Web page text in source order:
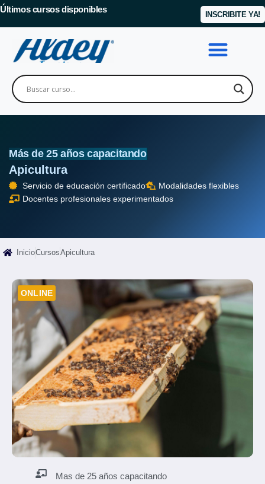
Últimos cursos disponibles
INSCRIBITE YA!
Más de 25 años capacitando
Apicultura
Servicio de educación certificado
Modalidades flexibles
Docentes profesionales experimentados
InicioCursosApicultura
ONLINE
Mas de 25 años capacitando